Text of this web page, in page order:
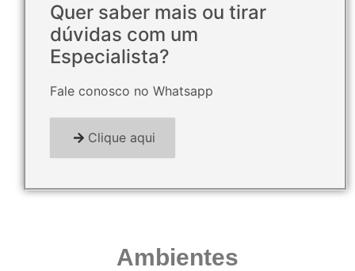
Quer saber mais ou tirar
dúvidas com um
Especialista?
Fale conosco no Whatsapp
Clique aqui
Ambientes